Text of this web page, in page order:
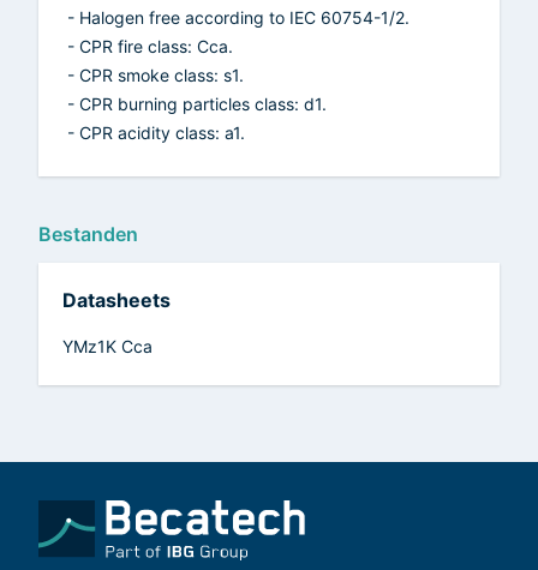
- Halogen free according to IEC 60754-1/2.
- CPR fire class: Cca.
- CPR smoke class: s1.
- CPR burning particles class: d1.
- CPR acidity class: a1.
Bestanden
Datasheets
YMz1K Cca